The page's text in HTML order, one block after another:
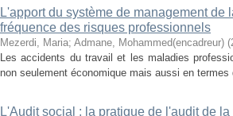
L'apport du système de management
fréquence des risques professionnels
Mezerdi, Maria; Admane, Mohammed(encadreur) (
Les accidents du travail et les maladies
non seulement économique mais aussi en
L'Audit social : la pratique de l'audit de